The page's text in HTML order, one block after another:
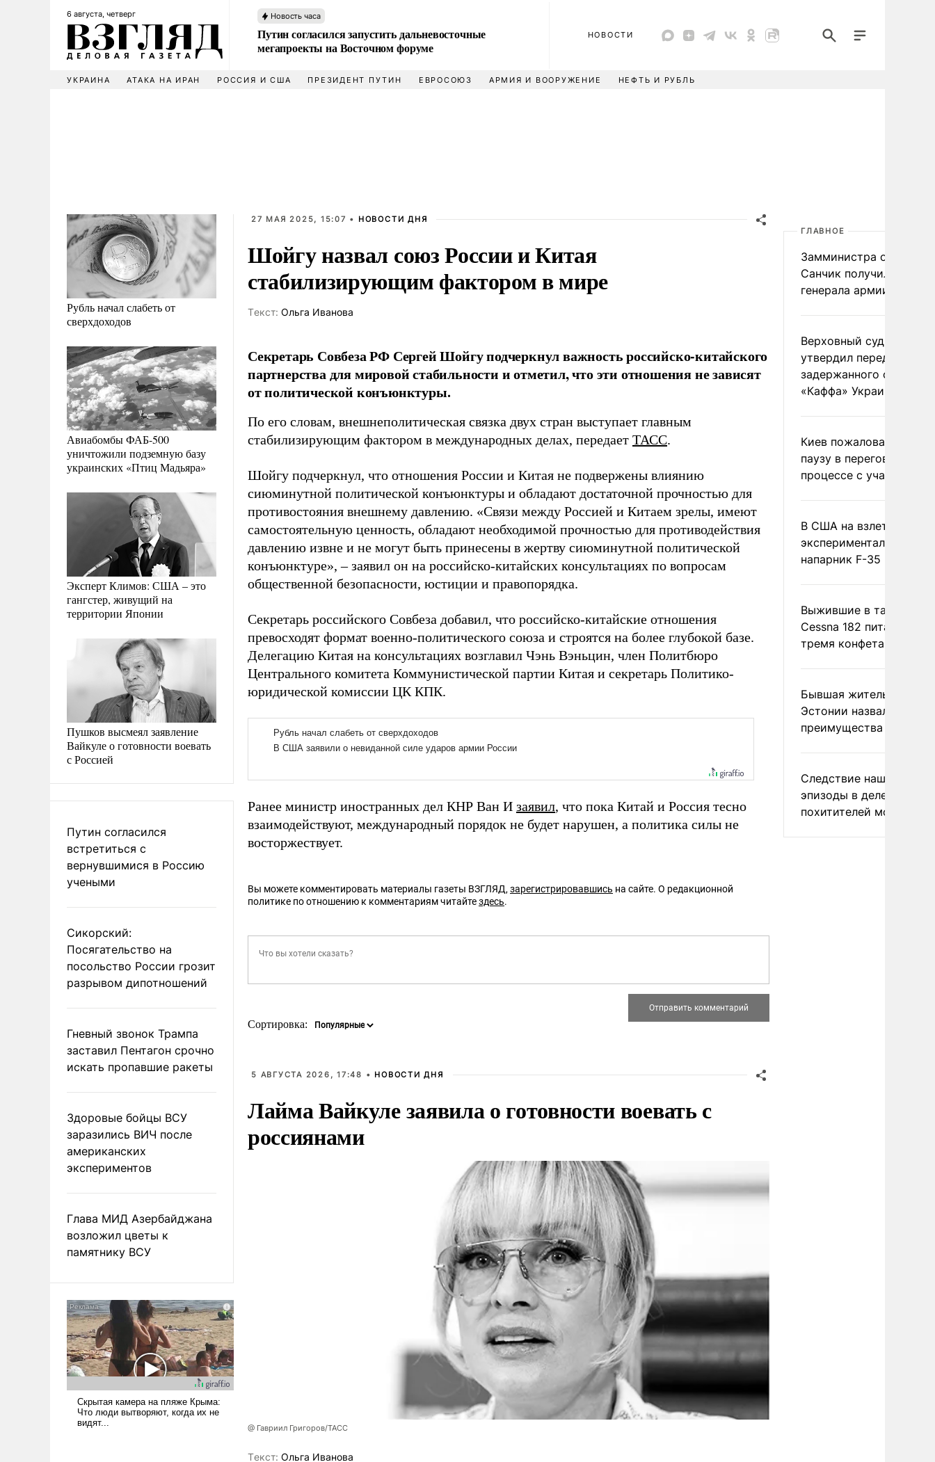
6 августа, четверг Новость часа
Путин согласился запустить дальневосточные
мегапроекты на Восточном форуме
НОВОСТИ
УКРАИНА АТАКА НА ИРАН РОССИЯ И США ПРЕЗИДЕНТ ПУТИН ЕВРОСОЮЗ АРМИЯ И ВООРУЖЕНИЕ НЕФТЬ И РУБЛЬ
Рубль начал слабеть от
сверхдоходов
Авиабомбы ФАБ-500
уничтожили подземную базу
украинских «Птиц Мадьяра»
Эксперт Климов: США – это
гангстер, живущий на
территории Японии
Пушков высмеял заявление
Вайкуле о готовности воевать
с Россией
Путин согласился
встретиться с
вернувшимися в Россию
учеными
Сикорский:
Посягательство на
посольство России грозит
разрывом дипотношений
Гневный звонок Трампа
заставил Пентагон срочно
искать пропавшие ракеты
Здоровые бойцы ВСУ
заразились ВИЧ после
американских
экспериментов
Глава МИД Азербайджана
возложил цветы к
памятнику ВСУ
27 МАЯ 2025, 15:07 • НОВОСТИ ДНЯ
Шойгу назвал союз России и Китая
стабилизирующим фактором в мире
Tекст: Ольга Иванова
Секретарь Совбеза РФ Сергей Шойгу подчеркнул важность российско-китайского
партнерства для мировой стабильности и отметил, что эти отношения не зависят
от политической конъюнктуры.
По его словам, внешнеполитическая связка двух стран выступает главным
стабилизирующим фактором в международных делах, передает ТАСС.
Шойгу подчеркнул, что отношения России и Китая не подвержены влиянию
сиюминутной политической конъюнктуры и обладают достаточной прочностью для
противостояния внешнему давлению. «Связи между Россией и Китаем зрелы, имеют
самостоятельную ценность, обладают необходимой прочностью для противодействия
давлению извне и не могут быть принесены в жертву сиюминутной политической
конъюнктуре», – заявил он на российско-китайских консультациях по вопросам
общественной безопасности, юстиции и правопорядка.
Секретарь российского Совбеза добавил, что российско-китайские отношения
превосходят формат военно-политического союза и строятся на более глубокой базе.
Делегацию Китая на консультациях возглавил Чэнь Вэньцин, член Политбюро
Центрального комитета Коммунистической партии Китая и секретарь Политико-
юридической комиссии ЦК КПК.
Ранее министр иностранных дел КНР Ван И заявил, что пока Китай и Россия тесно
взаимодействуют, международный порядок не будет нарушен, а политика силы не
восторжествует.
Вы можете комментировать материалы газеты ВЗГЛЯД, зарегистрировавшись на сайте. О редакционной
политике по отношению к комментариям читайтездесь.
Сортировка:
5 АВГУСТА 2026, 17:48 • НОВОСТИ ДНЯ
Лайма Вайкуле заявила о готовности воевать с
россиянами
@ Гавриил Григоров/ТАСС
Tекст: Ольга Иванова
ГЛАВНОЕ
Замминистра обороны
Санчик получил звание
генерала армии
Верховный суд Швеции
утвердил передачу
задержанного
«Каффа» Украине
Киев пожаловался на
паузу в переговорном
процессе с участием
В США на взлете
экспериментальный
напарник F-35
Выжившие в тайге
Cessna 182 питались
тремя конфетами
Бывшая жительница
Эстонии назвала
преимущества России
Следствие нашло
эпизоды в деле
похитителей москвичек